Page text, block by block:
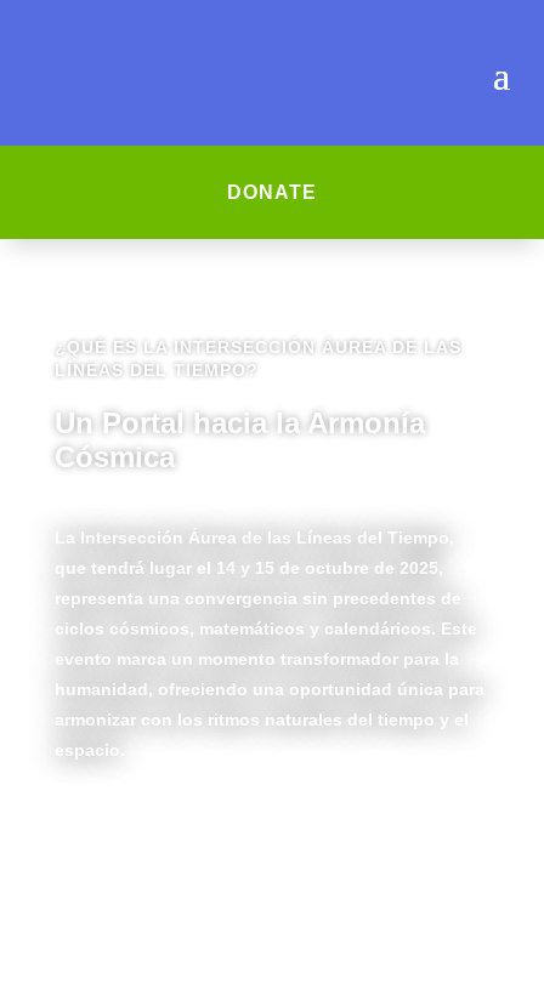
DONATE
¿QUÉ ES LA INTERSECCIÓN ÁUREA DE LAS
LÍNEAS DEL TIEMPO?
Un Portal hacia la Armonía
Cósmica
La Intersección Áurea de las Líneas del Tiempo,
que tendrá lugar el 14 y 15 de octubre de 2025,
representa una convergencia sin precedentes de
ciclos cósmicos, matemáticos y calendáricos. Este
evento marca un momento transformador para la
humanidad, ofreciendo una oportunidad única para
armonizar con los ritmos naturales del tiempo y el
espacio.